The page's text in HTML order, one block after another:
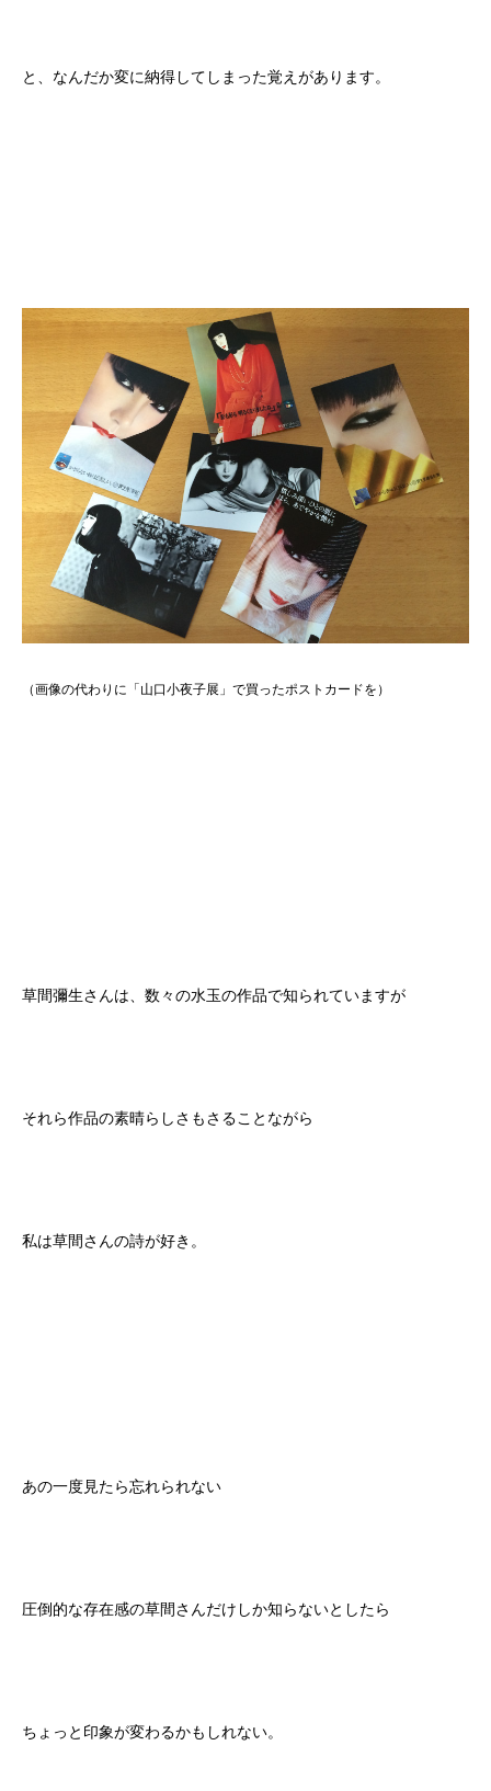
と、なんだか変に納得してしまった覚えがあります。
（画像の代わりに「山口小夜子展」で買ったポストカードを）
草間彌生さんは、数々の水玉の作品で知られていますが
それら作品の素晴らしさもさることながら
私は草間さんの詩が好き。
あの一度見たら忘れられない
圧倒的な存在感の草間さんだけしか知らないとしたら
ちょっと印象が変わるかもしれない。